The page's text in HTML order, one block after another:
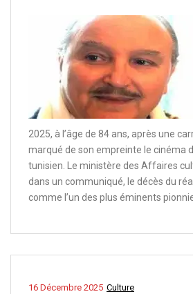
2025, à l’âge de 84 ans, après une
marqué de son empreinte le cinéma
tunisien. Le ministère des Affaires
dans un communiqué, le décès du
comme l’un des plus éminents
Culture
16 Décembre 2025